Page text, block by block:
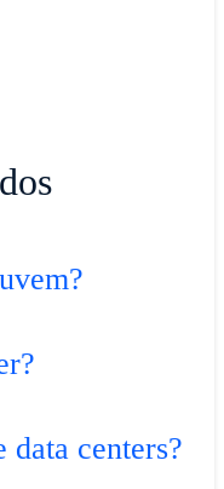
data centers?